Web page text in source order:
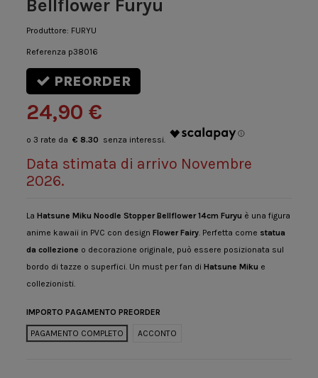
Bellflower Furyu
Produttore: FURYU
Referenza p38016
PREORDER
24,90 €
€ 8.30
Data stimata di arrivo Novembre
2026.
LaHatsune Miku Noodle Stopper Bellflower 14cm Furyu è una figura
anime kawaii in PVC con designFlower Fairy. Perfetta come statua
da collezione o decorazione originale, può essere posizionata sul
bordo di tazze o superfici. Un must per fan diHatsune Miku e
collezionisti.
IMPORTO PAGAMENTO PREORDER
PAGAMENTO COMPLETO ACCONTO